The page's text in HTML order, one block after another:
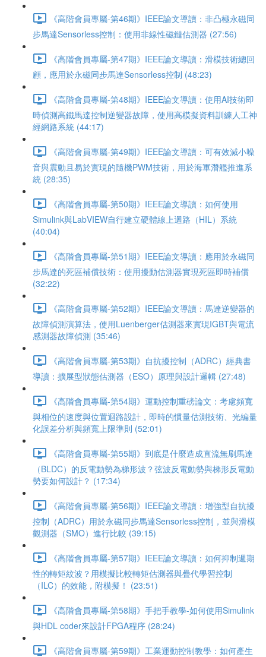
《高階會員專屬-第46期》IEEE論文導讀：非凸極永磁同
步馬達Sensorless控制：使用非線性磁鏈估測器 (27:56)
《高階會員專屬-第47期》IEEE論文導讀：滑模技術總回
顧，應用於永磁同步馬達Sensorless控制 (48:23)
《高階會員專屬-第48期》IEEE論文導讀：使用AI技術即
時偵測高鐵馬達控制逆變器故障，使用高模擬資料訓練人工神
經網路系統 (44:17)
《高階會員專屬-第49期》IEEE論文導讀：可有效減小噪
音與震動且易於實現的隨機PWM技術，用於海軍潛艦推進系
統 (28:35)
《高階會員專屬-第50期》IEEE論文導讀：如何使用
Simulink與LabVIEW自行建立硬體線上迴路（HIL）系統
(40:04)
《高階會員專屬-第51期》IEEE論文導讀：應用於永磁同
步馬達的死區補償技術：使用擾動估測器實現死區即時補償
(32:22)
《高階會員專屬-第52期》IEEE論文導讀：馬達逆變器的
故障偵測演算法，使用Luenberger估測器來實現IGBT與電流
感測器故障偵測 (35:46)
《高階會員專屬-第53期》自抗擾控制（ADRC）經典書
導讀：擴展型狀態估測器（ESO）原理與設計邏輯 (27:48)
《高階會員專屬-第54期》運動控制重磅論文：考慮頻寬
與相位的速度與位置迴路設計，即時的慣量估測技術、光編量
化誤差分析與頻寬上限準則 (52:01)
《高階會員專屬-第55期》到底是什麼造成直流無刷馬達
（BLDC）的反電動勢為梯形波？弦波反電動勢與梯形反電動
勢要如何設計？ (17:34)
《高階會員專屬-第56期》IEEE論文導讀：增強型自抗擾
控制（ADRC）用於永磁同步馬達Sensorless控制，並與滑模
觀測器（SMO）進行比較 (39:15)
《高階會員專屬-第57期》IEEE論文導讀：如何抑制週期
性的轉矩紋波？用模擬比較轉矩估測器與疊代學習控制
（ILC）的效能，附模擬！ (23:51)
《高階會員專屬-第58期》手把手教學-如何使用Simulink
與HDL coder來設計FPGA程序 (28:24)
《高階會員專屬-第59期》工業運動控制教學：如何產生